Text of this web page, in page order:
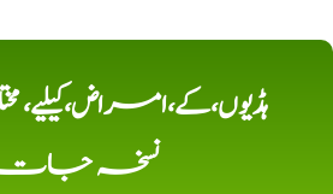
ہڈیوں،کے،امراض،کیلیے،
نسخہ